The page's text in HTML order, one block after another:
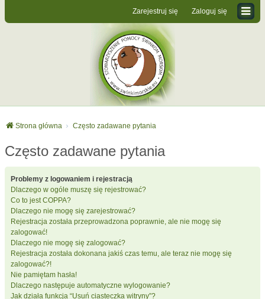
Zaloguj się
Zarejestruj się
Strona główna Często zadawane pytania
Często zadawane pytania
Problemy z logowaniem i rejestracją
Dlaczego w ogóle muszę się rejestrować?
Co to jest COPPA?
Dlaczego nie mogę się zarejestrować?
Rejestracja została przeprowadzona poprawnie, ale nie mogę się
zalogować!
Dlaczego nie mogę się zalogować?
Rejestracja została dokonana jakiś czas temu, ale teraz nie mogę się
zalogować?!
Nie pamiętam hasła!
Dlaczego następuje automatyczne wylogowanie?
Jak działa funkcja “Usuń ciasteczka witryny”?